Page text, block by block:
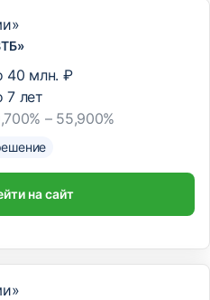
40 млн. ₽
7лет
– 55,900%
на сайт